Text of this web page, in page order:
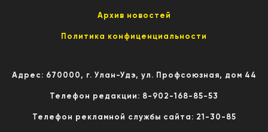
Архив новостей
Политика конфиценциальности
Адрес: 670000, г. Улан-Удэ, ул. Профсоюзная, дом 44
Телефон редакции: 8-902-168-85-53
Телефон рекламной службы сайта: 21-30-85